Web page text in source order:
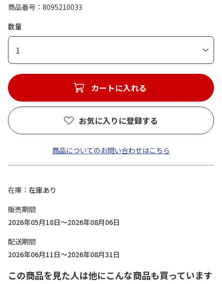
商品番号
8095210033
数量
1
カートに入れる
お気に入りに登録する
商品についてのお問い合わせはこちら
在庫
在庫あり
販売期間
2026年05月18日～2026年08月06日
配送期間
2026年06月11日～2026年08月31日
この商品を見た人は他にこんな商品も買っています